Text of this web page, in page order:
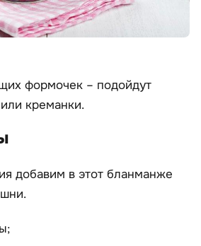
формочек – подойдут
креманки.
добавим в этот бланманже